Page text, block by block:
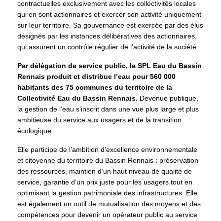
contractuelles exclusivement avec les collectivités locales
qui en sont actionnaires et exercer son activité uniquement
sur leur territoire. Sa gouvernance est exercée par des élus
désignés par les instances délibératives des actionnaires,
qui assurent un contrôle régulier de l’activité de la société.
Par délégation de service public, la SPL Eau du Bassin
Rennais produit et distribue l’eau pour 560 000
habitants des 75 communes du territoire de la
Collectivité Eau du Bassin Rennais. Devenue publique,
la gestion de l’eau s’inscrit dans une vue plus large et plus
ambitieuse du service aux usagers et de la transition
écologique.
Elle participe de l’ambition d’excellence environnementale
et citoyenne du territoire du Bassin Rennais : préservation
des ressources, maintien d’un haut niveau de qualité de
service, garantie d’un prix juste pour les usagers tout en
optimisant la gestion patrimoniale des infrastructures. Elle
est également un outil de mutualisation des moyens et des
compétences pour devenir un opérateur public au service